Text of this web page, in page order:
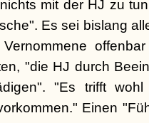
mit der HJ zu
Es sei bislang
"die HJ durch
"Es trifft
Einen